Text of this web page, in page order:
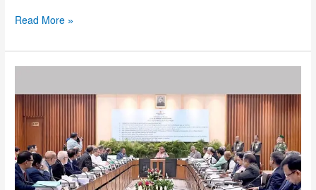
Read More »
উত্তরণের
পর
সুবিধা
পেতে
কার্যকর